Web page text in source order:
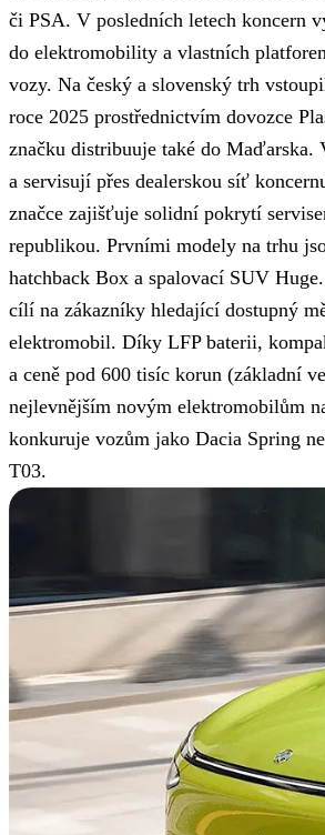
či PSA. V posledních letech koncern
do elektromobility a vlastních
vozy. Na český a slovenský trh
roce 2025 prostřednictvím dovozce
značku distribuuje také do Maďarska.
a servisují přes dealerskou síť
značce zajišťuje solidní pokrytí
republikou. Prvními modely na trhu
hatchback Box a spalovací SUV
cílí na zákazníky hledající dostupný
elektromobil. Díky LFP baterii,
a ceně pod 600 tisíc korun (základní
nejlevnějším novým elektromobilům
konkuruje vozům jako Dacia Spring
T03.